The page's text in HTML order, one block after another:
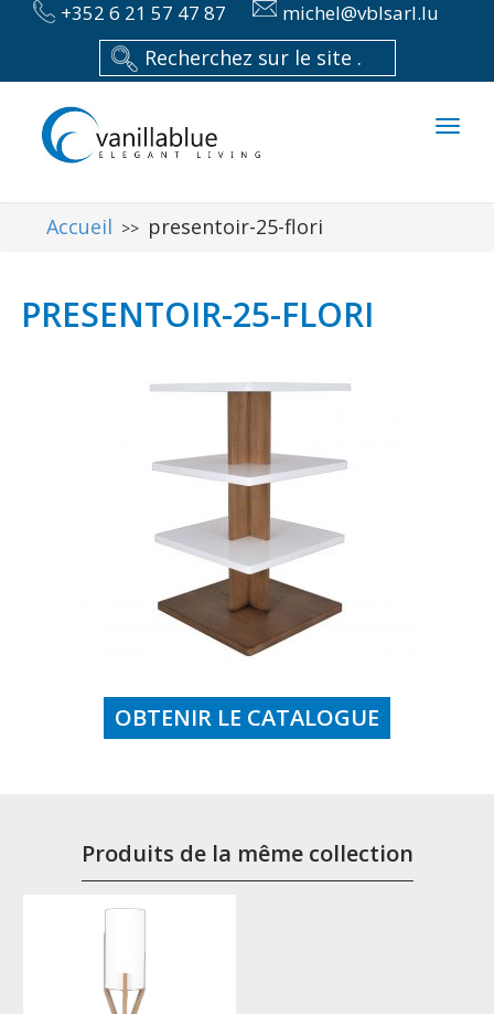
+352 6 21 57 47 87 michel@vblsarl.lu
Accueil >> presentoir-25-flori
PRESENTOIR-25-FLORI
OBTENIR LE CATALOGUE
Produits de la même collection